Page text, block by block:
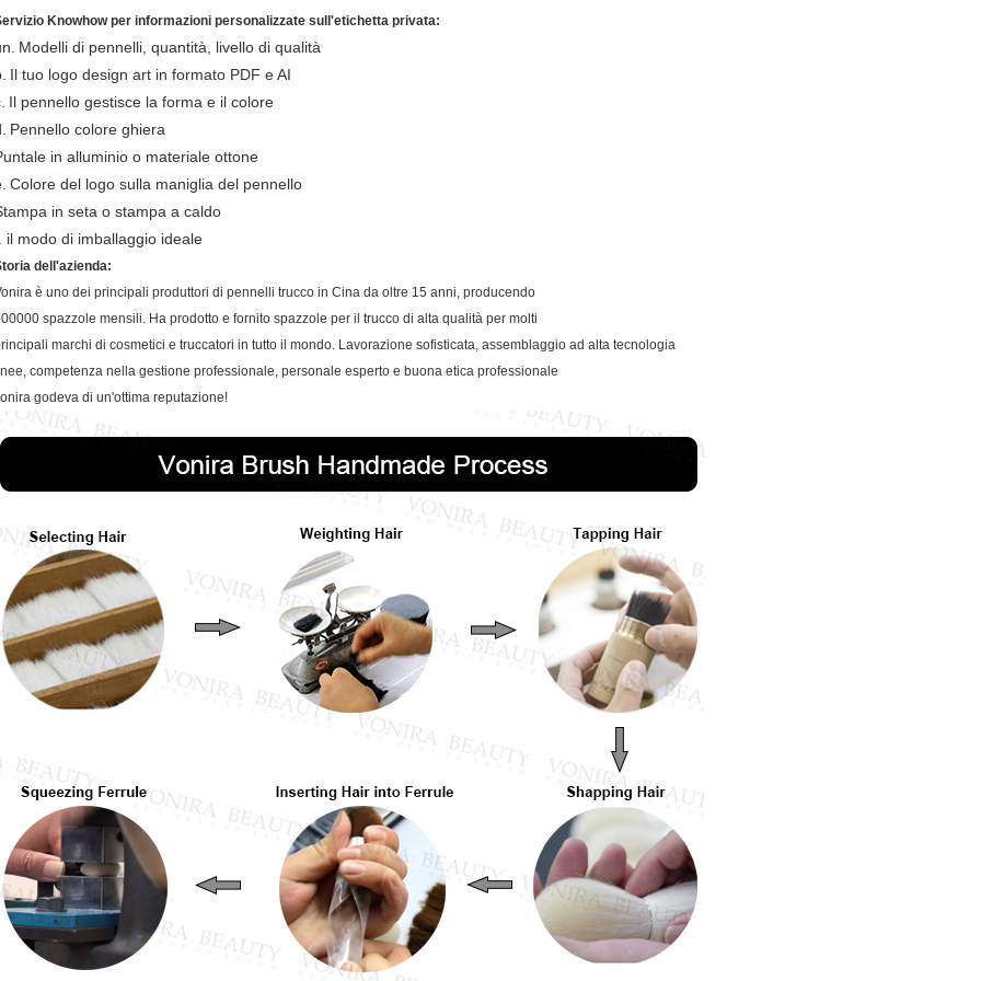
Knowhow per informazioni personalizzate sull'etichetta privata:
Modelli di pennelli, quantità, livello di qualità
Il tuo logo design art in formato PDF e AI
Il pennello gestisce la forma e il colore
Pennello colore ghiera
in alluminio o materiale ottone
Colore del logo sulla maniglia del pennello
in seta o stampa a caldo
il modo di imballaggio ideale
dell'azienda:
è uno dei principali produttori di pennelli trucco in Cina da oltre 15 anni, producendo
spazzole mensili. Ha prodotto e fornito spazzole per il trucco di alta qualità per molti
marchi di cosmetici e truccatori in tutto il mondo. Lavorazione sofisticata, assemblaggio ad alta tecnologia
competenza nella gestione professionale, personale esperto e buona etica professionale
godeva di un'ottima reputazione!